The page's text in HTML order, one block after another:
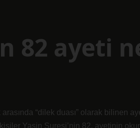
82 ayeti
“dilek duası” olarak bilinen
Yasin Suresi’nin 82. ayetinin